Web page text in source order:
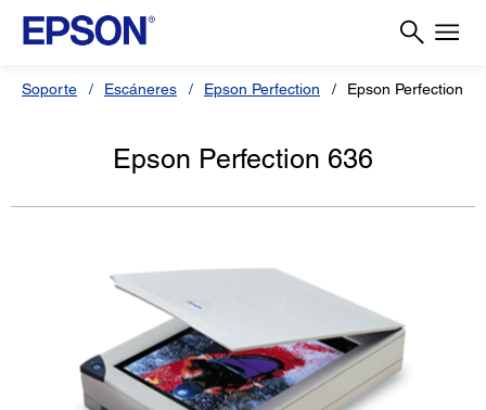
Soporte Escáneres Epson Perfection Epson Perfection
Epson Perfection 636